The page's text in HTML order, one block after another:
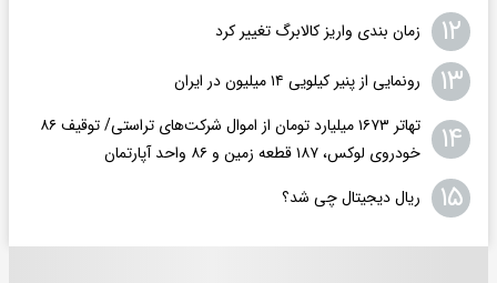
۱۲ زمان بندی واریز کالابرگ تغییر کرد
۱۳ رونمایی از پنیر کیلویی ۱۴ میلیون در ایران
۱۴
تهاتر ۱۶۷۳ میلیارد تومان از اموال شرکت‌های تراستی/ توقیف ۸۶
خودروی لوکس، ۱۸۷ قطعه زمین و ۸۶ واحد آپارتمان
۱۵ ریال دیجیتال چی شد؟